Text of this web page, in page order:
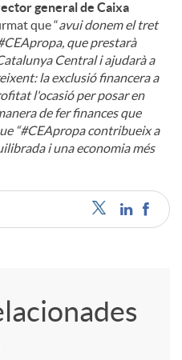
general de Caixa
que “avui donem el tret
que prestarà
Central i ajudarà a
la exclusió financera a
l'ocasió per posar en
de fer finances que
“#CEApropa contribueix a
i una economia més